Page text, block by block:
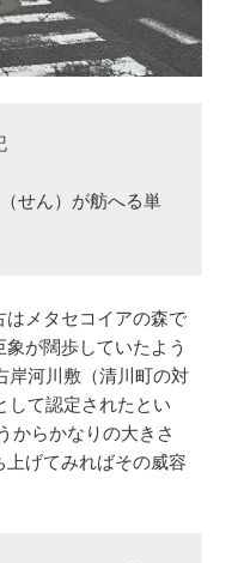
せん）が舫へる単
メタセコイアの森で
が闊歩していたよう
岸河川敷（清川町の対
して認定されたとい
からかなりの大きさ
げてみればその威容